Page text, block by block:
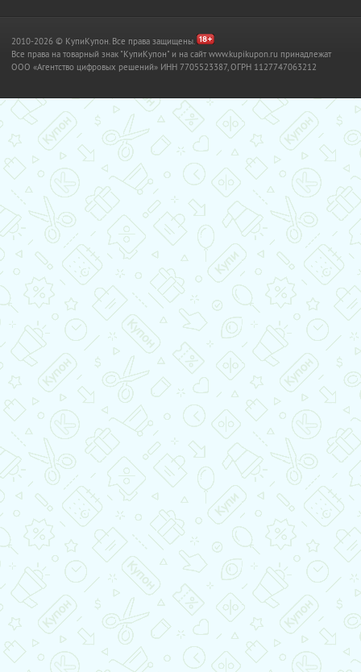
2010-2026 © КупиКупон. Все права защищены.
Все права на товарный знак "КупиКупон" и на сайт www.kupikupon.ru принадлежат
OOO «Агентство цифровых решений» ИНН 7705523387, ОГРН 1127747063212